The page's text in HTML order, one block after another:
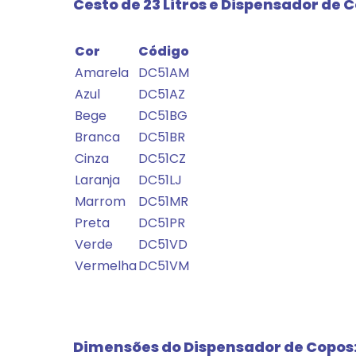
Cesto de 23 Litros e Dispensador de
Cor Código
Amarela DC51AM
Azul
DC51AZ
Bege
DC51BG
Branca
DC51BR
Cinza
DC51CZ
Laranja
DC51LJ
Marrom
DC51MR
Preta
DC51PR
Verde
DC51VD
VermelhaDC51VM
Dimensões do Dispensador de